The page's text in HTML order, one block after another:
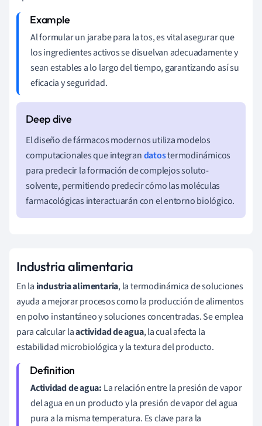
Al formular un jarabe para la tos, es vital asegurar que
los ingredientes activos se disuelvan adecuadamente y
sean estables a lo largo del tiempo, garantizando así su
eficacia y seguridad.
El diseño de fármacos modernos utiliza modelos
computacionales que integrandatostermodinámicos
para predecir la formación de complejos soluto-
solvente, permitiendo predecir cómo las moléculas
farmacológicas interactuarán con el entorno biológico.
Industria alimentaria
En la industria alimentaria, la termodinámica de soluciones
ayuda a mejorar procesos como la producción de alimentos
en polvo instantáneo y soluciones concentradas. Se emplea
para calcular laactividad de agua, la cual afecta la
estabilidad microbiológica y la textura del producto.
Actividad de agua: La relación entre la presión de vapor
del agua en un producto y la presión de vapor del agua
pura a la misma temperatura. Es clave para la